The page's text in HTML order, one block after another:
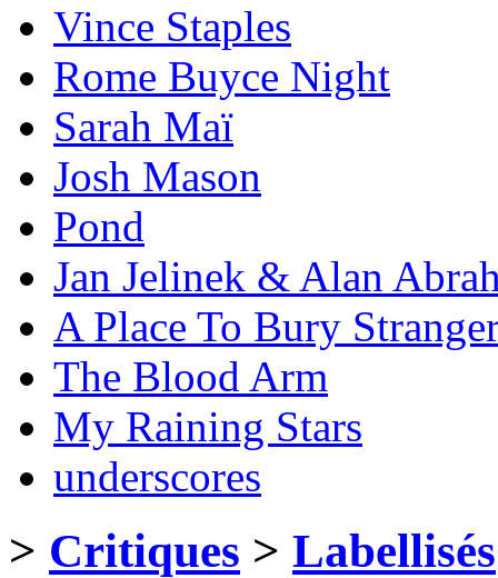
Vince Staples
Rome Buyce Night
Sarah Maï
Josh Mason
Pond
Jan Jelinek & Alan
A Place To Bury
The Blood Arm
My Raining Stars
underscores
> Critiques > Labellisés